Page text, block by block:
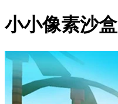
小小像素沙盒